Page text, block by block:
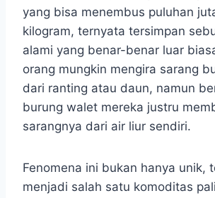
yang bisa menembus puluhan
kilogram, ternyata tersimpan
alami yang benar-benar luar
orang mungkin mengira sarang
dari ranting atau daun, namun
burung walet mereka justru
sarangnya dari air liur sendiri.
Fenomena ini bukan hanya unik,
menjadi salah satu komoditas